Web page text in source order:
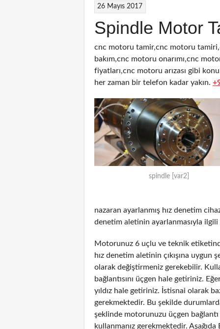
26 Mayıs 2017
Spindle Motor
cnc motoru tamir,cnc motoru
bakım,cnc motoru onarımı,cnc
fiyatları,cnc motoru arızası gibi
her zaman bir telefon kadar yakın.
spindle [var2]
nazaran ayarlanmış hız denetim
denetim aletinin ayarlanmasıyla ilgili
Motorunuz 6 uçlu ve teknik
hız denetim aletinin çıkışına uygun
olarak değiştirmeniz gerekebilir.
bağlantısını üçgen hale getiriniz.
yıldız hale getiriniz. İstisnai olarak
gerekmektedir. Bu şekilde
şeklinde motorunuzu üçgen
kullanmanız gerekmektedir.